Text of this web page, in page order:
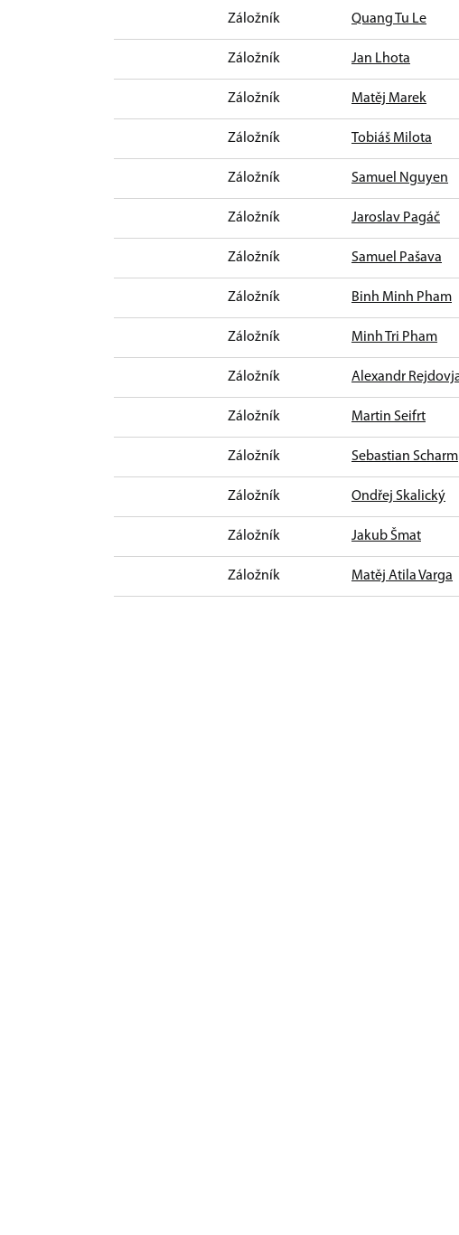
Záložník Quang Tu Le
Záložník Jan Lhota
Záložník Matěj Marek
Záložník Tobiáš Milota
Záložník Samuel Nguyen
Záložník Jaroslav Pagáč
Záložník Samuel Pašava
Záložník Binh Minh Pham
Záložník Minh Tri Pham
Záložník Alexandr
Záložník Martin Seifrt
Záložník Sebastian Scharm
Záložník Ondřej Skalický
Záložník Jakub Šmat
Záložník Matěj Atila Varga